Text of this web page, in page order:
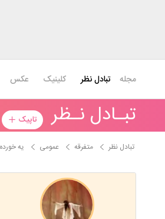
مجله تبادل نظر کلینیک عکس
تبـادل نـظر تاپیک
تبادل نظر متفرقه عمومی یه